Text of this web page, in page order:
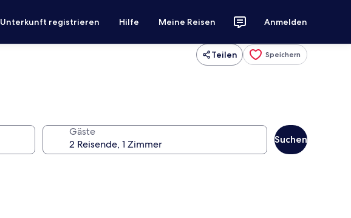
Unterkunft registrieren Hilfe Meine Reisen Anmelden
Teilen Speichern
Gäste
Suchen